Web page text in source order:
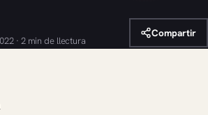
· 2 min de llectura
Compartir